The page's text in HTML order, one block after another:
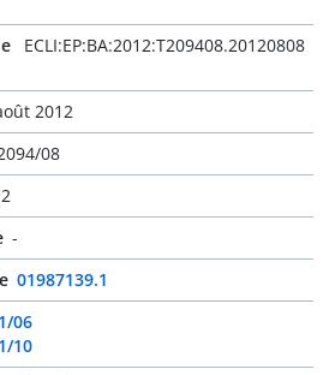
ECLI:EP:BA:2012:T209408.20120808
2012
08
-
01987139.1
06
10